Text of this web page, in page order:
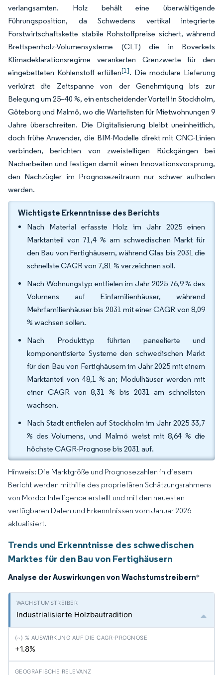
verlangsamten. Holz behält eine überwältigende
Führungsposition, da Schwedens vertikal integrierte
Forstwirtschaftskette stabile Rohstoffpreise sichert, während
Brettsperrholz-Volumensysteme (CLT) die in Boverkets
Klimadeklarationsregime verankerten Grenzwerte für den
eingebetteten Kohlenstoff erfüllen[1]. Die modulare Lieferung
verkürzt die Zeitspanne von der Genehmigung bis zur
Belegung um 25–40 %, ein entscheidender Vorteil in Stockholm,
Göteborg und Malmö, wo die Wartelisten für Mietwohnungen 9
Jahre überschreiten. Die Digitalisierung bleibt uneinheitlich,
doch frühe Anwender, die BIM-Modelle direkt mit CNC-Linien
verbinden, berichten von zweistelligen Rückgängen bei
Nacharbeiten und festigen damit einen Innovationsvorsprung,
den Nachzügler im Prognosezeitraum nur schwer aufholen
werden.
Wichtigste Erkenntnisse des Berichts
Nach Material erfasste Holz im Jahr 2025 einen
Marktanteil von 71,4 % am schwedischen Markt für
den Bau von Fertighäusern, während Glas bis 2031 die
schnellste CAGR von 7,81 % verzeichnen soll.
Nach Wohnungstyp entfielen im Jahr 2025 76,9 % des
Volumens auf Einfamilienhäuser, während
Mehrfamilienhäuser bis 2031 mit einer CAGR von 8,09
% wachsen sollen.
Nach Produkttyp führten paneelierte und
komponentisierte Systeme den schwedischen Markt
für den Bau von Fertighäusern im Jahr 2025 mit einem
Marktanteil von 48,1 % an; Modulhäuser werden mit
einer CAGR von 8,31 % bis 2031 am schnellsten
wachsen.
Nach Stadt entfielen auf Stockholm im Jahr 2025 33,7
% des Volumens, und Malmö weist mit 8,64 % die
höchste CAGR-Prognose bis 2031 auf.
Hinweis: Die Marktgröße und Prognosezahlen in diesem
Bericht werden mithilfe des proprietären Schätzungsrahmens
von Mordor Intelligence erstellt und mit den neuesten
verfügbaren Daten und Erkenntnissen vom Januar 2026
aktualisiert.
Trends und Erkenntnisse des schwedischen
Marktes für den Bau von Fertighäusern
Analyse der Auswirkungen von Wachstumstreibern*
Industrialisierte Holzbautradition
+1.8%